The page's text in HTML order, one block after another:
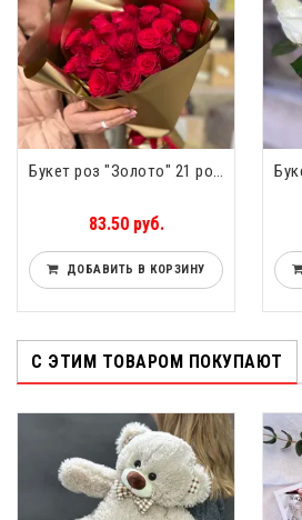
Букет роз "Золото" 21 роза
83.50 руб.
ДОБАВИТЬ В КОРЗИНУ
С ЭТИМ ТОВАРОМ ПОКУПАЮТ